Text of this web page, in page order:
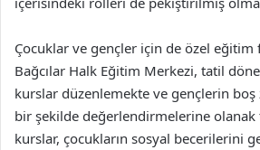
Çocuklar ve gençler için de özel eğitim
Bağcılar Halk Eğitim Merkezi, tatil
kurslar düzenlemekte ve gençlerin boş
bir şekilde değerlendirmelerine olanak
kurslar, çocukların sosyal becerilerini